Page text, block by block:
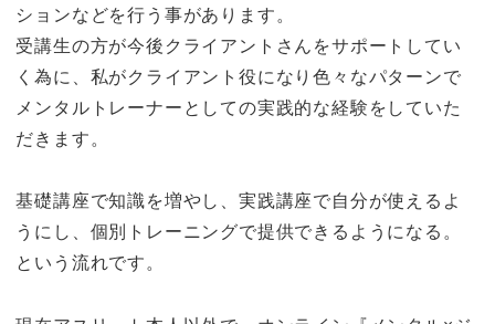
ションなどを行う事があります。
受講生の方が今後クライアントさんをサポートしてい
く為に、私がクライアント役になり色々なパターンで
メンタルトレーナーとしての実践的な経験をしていた
だきます。
基礎講座で知識を増やし、実践講座で自分が使えるよ
うにし、個別トレーニングで提供できるようになる。
という流れです。